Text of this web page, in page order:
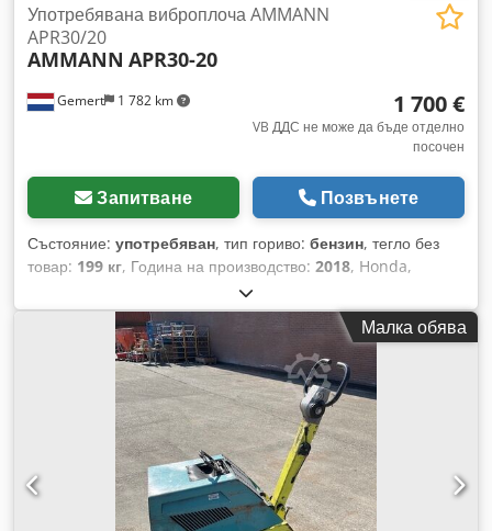
Gemert 1 782 km
Употребявана виброплоча AMMANN
APR30/20
AMMANN APR30-20
1 700 €
VB ДДС не може да бъде отделно
посочен
Запитване Позвънете
Състояние: употребяван, тип гориво: бензин, тегло без
товар: 199 кг, Година на производство: 2018, Honda,
бензинов двигател. Ръчно стартиране. Тегло: 199 кг.
Ударна сила: 30 kN. Ширина на плочата: 50 см. Движение
напред/назад. Цена: 1700 евро, без ДДС. Dsdpfx Aoxw H
Hvsdxskr Налични няколко броя!
Малка обява